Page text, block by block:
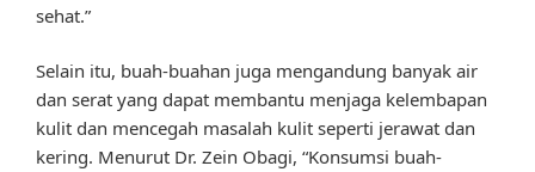
sehat.”
Selain itu, buah-buahan juga mengandung banyak air
dan serat yang dapat membantu menjaga kelembapan
kulit dan mencegah masalah kulit seperti jerawat dan
kering. Menurut Dr. Zein Obagi, “Konsumsi buah-